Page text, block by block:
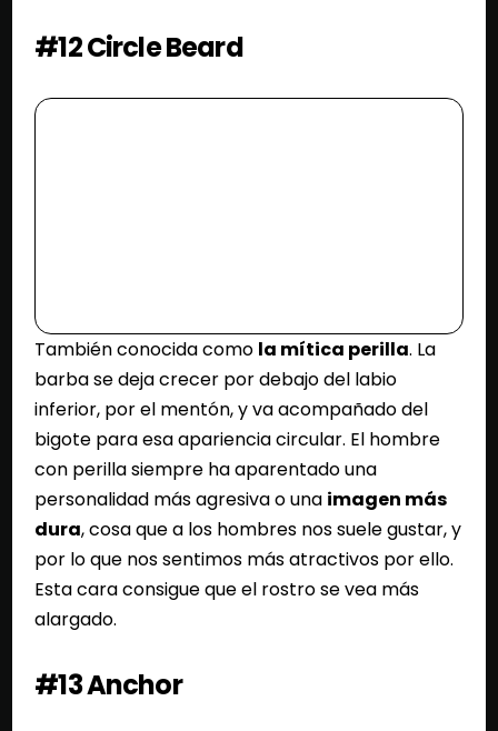
#12 Circle Beard
También conocida como la mítica perilla. La
barba se deja crecer por debajo del labio
inferior, por el mentón, y va acompañado del
bigote para esa apariencia circular. El hombre
con perilla siempre ha aparentado una
personalidad más agresiva o una imagen más
dura, cosa que a los hombres nos suele gustar, y
por lo que nos sentimos más atractivos por ello.
Esta cara consigue que el rostro se vea más
alargado.
#13 Anchor